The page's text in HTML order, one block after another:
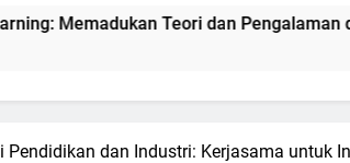
Teori dan Pengalaman di Kelas
dan Industri: Kerjasama untuk